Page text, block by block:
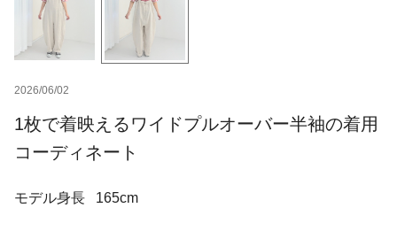
2026/06/02
1枚で着映えるワイドプルオーバー半袖の着用
コーディネート
モデル身長 165cm